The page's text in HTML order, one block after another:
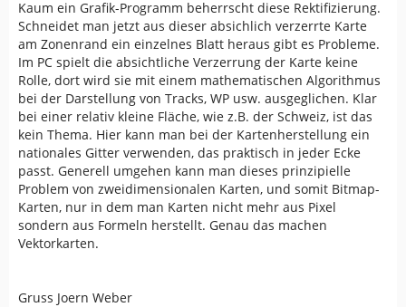
Kaum ein Grafik-Programm beherrscht diese Rektifizierung.
Schneidet man jetzt aus dieser absichlich verzerrte Karte
am Zonenrand ein einzelnes Blatt heraus gibt es Probleme.
Im PC spielt die absichtliche Verzerrung der Karte keine
Rolle, dort wird sie mit einem mathematischen Algorithmus
bei der Darstellung von Tracks, WP usw. ausgeglichen. Klar
bei einer relativ kleine Fläche, wie z.B. der Schweiz, ist das
kein Thema. Hier kann man bei der Kartenherstellung ein
nationales Gitter verwenden, das praktisch in jeder Ecke
passt. Generell umgehen kann man dieses prinzipielle
Problem von zweidimensionalen Karten, und somit Bitmap-
Karten, nur in dem man Karten nicht mehr aus Pixel
sondern aus Formeln herstellt. Genau das machen
Vektorkarten.
Gruss Joern Weber